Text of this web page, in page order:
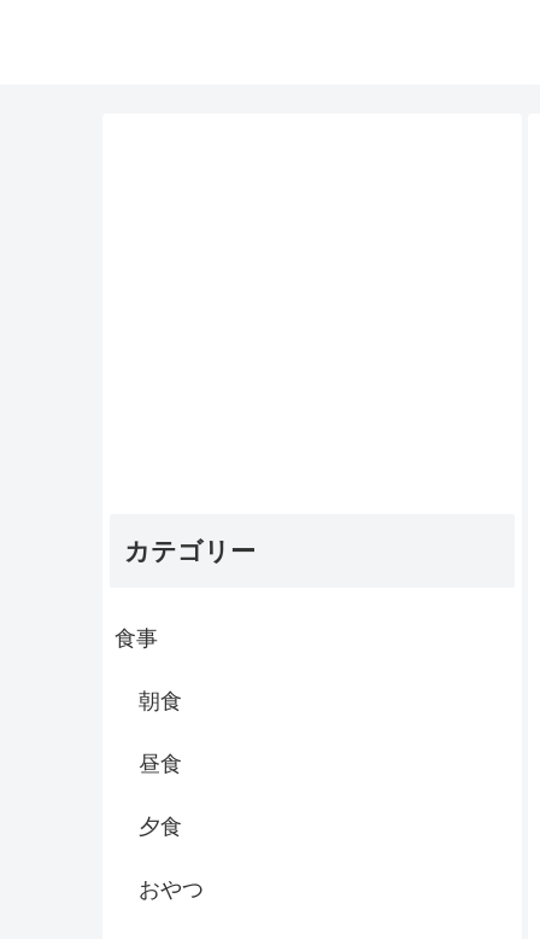
カテゴリー
食事
朝食
昼食
夕食
おやつ